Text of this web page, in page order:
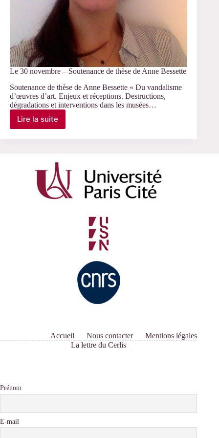
Le 30 novembre – Soutenance de thèse de Anne Bessette
Soutenance de thèse de Anne Bessette « Du vandalisme
d’œuvres d’art. Enjeux et réceptions. Destructions,
dégradations et interventions dans les musées…
Lire la suite
Le
Soutenance
de
thèse
de
Anne
Accueil Nous contacter
Mentions légales
La lettre du Cerlis
Prénom
E-mail